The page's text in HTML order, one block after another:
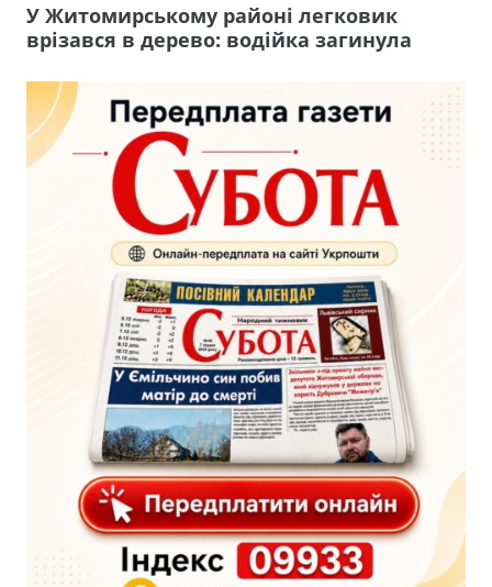
У Житомирському районі легковик
врізався в дерево: водійка загинула